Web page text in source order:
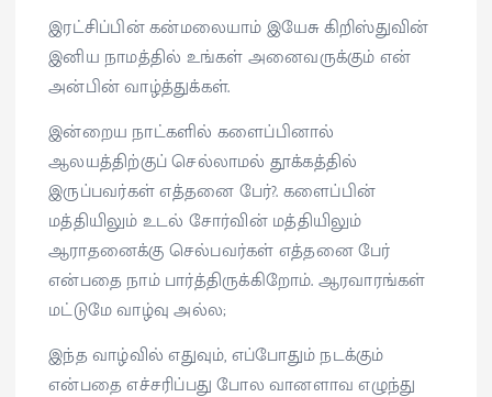
இரட்சிப்பின் கன்மலையாம் இயேசு கிறிஸ்துவின்
இனிய நாமத்தில் உங்கள் அனைவருக்கும் என்
அன்பின் வாழ்த்துக்கள்.
இன்றைய நாட்களில் களைப்பினால்
ஆலயத்திற்குப் செல்லாமல் தூக்கத்தில்
இருப்பவர்கள் எத்தனை பேர்?. களைப்பின்
மத்தியிலும் உடல் சோர்வின் மத்தியிலும்
ஆராதனைக்கு செல்பவர்கள் எத்தனை பேர்
என்பதை நாம் பார்த்திருக்கிறோம். ஆரவாரங்கள்
மட்டுமே வாழ்வு அல்ல;
இந்த வாழ்வில் எதுவும், எப்போதும் நடக்கும்
என்பதை எச்சரிப்பது போல வானளாவ எழுந்து